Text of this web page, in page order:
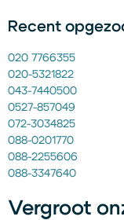
Recent
020 7766355
020-5321822
043-7440500
0527-857049
072-3034825
088-0201770
088-2255606
088-3347640
Vergroot